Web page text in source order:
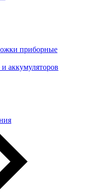
приборные
аккумуляторов